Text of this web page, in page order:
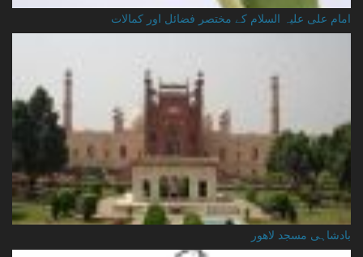
امام علی علیہ السلام کے مختصر فضائل اور کمالات
بادشاہی مسجد لاهور